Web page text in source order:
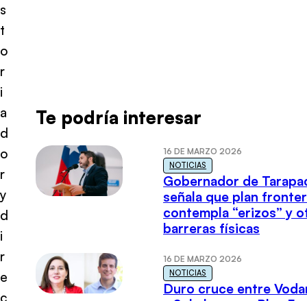
s
t
o
r
i
a
d
o
r
y
d
i
r
e
c
Te podría interesar
16 DE MARZO 2026
NOTICIAS
Gobernador de
señala que plan
contempla “erizos” y
barreras físicas
16 DE MARZO 2026
NOTICIAS
Duro cruce entre